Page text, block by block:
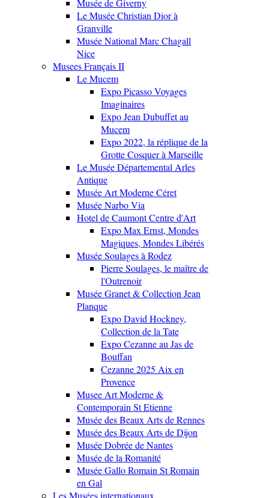
Musée de Giverny
Le Musée Christian Dior à
Granville
Musée National Marc Chagall
Nice
Musees Français II
Le Mucem
Expo Picasso Voyages
Imaginaires
Expo Jean Dubuffet au
Mucem
Expo 2022, la réplique de la
Grotte Cosquer à Marseille
Le Musée Départemental Arles
Antique
Musée Art Moderne Céret
Musée Narbo Via
Hotel de Caumont Centre d'Art
Expo Max Ernst, Mondes
Magiques, Mondes Libérés
Musée Soulages à Rodez
Pierre Soulages, le maître de
l'Outrenoir
Musée Granet & Collection Jean
Planque
Expo David Hockney,
Collection de la Tate
Expo Cezanne au Jas de
Bouffan
Cezanne 2025 Aix en
Provence
Musee Art Moderne &
Contemporain St Etienne
Musée des Beaux Arts de Rennes
Musée des Beaux Arts de Dijon
Musée Dobrée de Nantes
Musée de la Romanité
Musée Gallo Romain St Romain
en Gal